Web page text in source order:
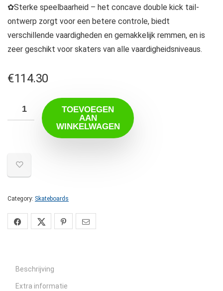
✿Sterke speelbaarheid – het concave double kick tail-
ontwerp zorgt voor een betere controle, biedt
verschillende vaardigheden en gemakkelijk remmen, en is
zeer geschikt voor skaters van alle vaardigheidsniveaus.
€114.30
TOEVOEGEN
AAN
WINKELWAGEN
Category: Skateboards
Beschrijving
Extra informatie